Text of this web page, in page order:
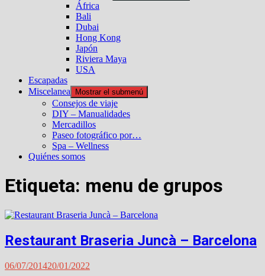
África
Bali
Dubai
Hong Kong
Japón
Riviera Maya
USA
Escapadas
Miscelanea
Mostrar el submenú
Consejos de viaje
DIY – Manualidades
Mercadillos
Paseo fotográfico por…
Spa – Wellness
Quiénes somos
Etiqueta: menu de grupos
Restaurant Braseria Juncà – Barcelona
06/07/201420/01/2022